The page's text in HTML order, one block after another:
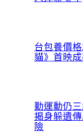
台包養價
貓》首映
勤運動仍
揭身躲遺
險